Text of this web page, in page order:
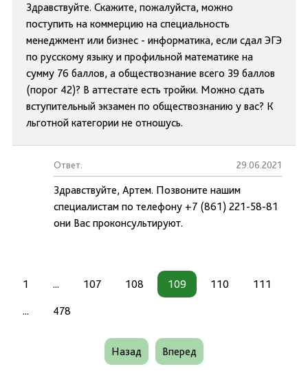
Здравствуйте. Скажите, пожалуйста, можно
поступить на коммерцию на специальность
менеджмент или бизнес - информатика, если сдал ЭГЭ
по русскому языку и профильной математике на
сумму 76 баллов, а обществознание всего 39 баллов
(порог 42)? В аттестате есть тройки. Можно сдать
вступительный экзамен по обществознанию у вас? К
льготной категории не отношусь.
Ответ: 29.06.2021
Здравствуйте, Артем. Позвоните нашим
специалистам по телефону +7 (861) 221-58-81
они Вас проконсультируют.
1 ... 107 108 109 110 111
... 478
Назад Вперед